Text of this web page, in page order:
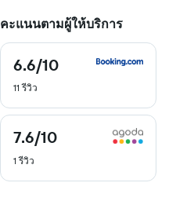
คะแนนตามผู้ให้บริการ
6.6/10
6.6
10
11 รีวิว
7.6/10
7.6
10
1 รีวิว